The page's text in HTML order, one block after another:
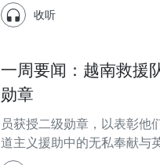
收听
一周要闻：越南救援
勋章
员获授二级勋章，以表彰他
道主义援助中的无私奉献与